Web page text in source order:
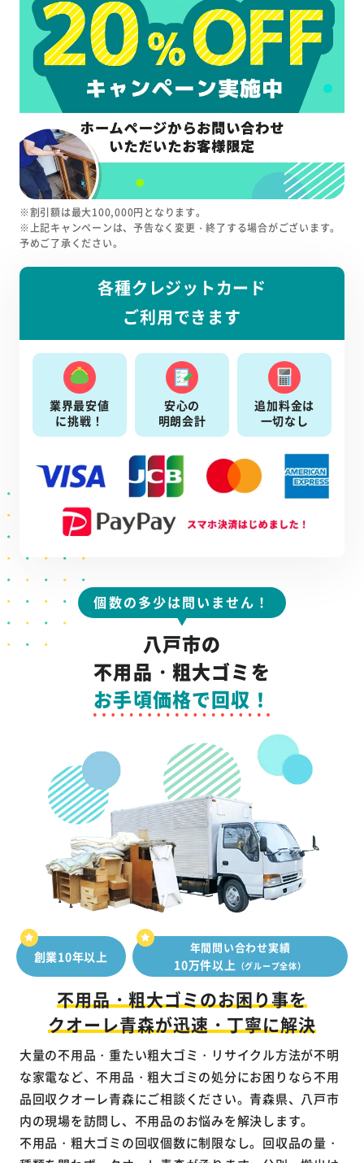
※割引額は最大100,000円となります。
※上記キャンペーンは、予告なく変更・終了する場合がございます。
予めご了承ください。
各種クレジットカード
ご利用できます
業界最安値
に挑戦！
安心の
明朗会計
追加料金は
一切なし
個数の多少は問いません！
八戸市の
不用品・粗大ゴミを
お手頃価格で回収！
創業10年以上
年間問い合わせ実績
10万件以上 （グループ全体）
不用品・粗大ゴミのお困り事を
クオーレ青森が迅速・丁寧に解決
大量の不用品・重たい粗大ゴミ・リサイクル方法が不明
な家電など、不用品・粗大ゴミの処分にお困りなら不用
品回収クオーレ青森にご相談ください。青森県、八戸市
内の現場を訪問し、不用品のお悩みを解決します。
不用品・粗大ゴミの回収個数に制限なし。回収品の量・